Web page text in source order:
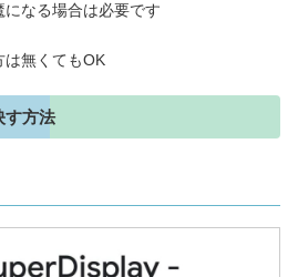
なる場合は必要です
は無くてもOK
す方法